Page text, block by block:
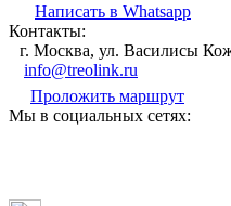
Написать в Whatsapp
Контакты:
г. Москва, ул. Василисы
info@treolink.ru
Проложить маршрут
Мы в социальных сетях: